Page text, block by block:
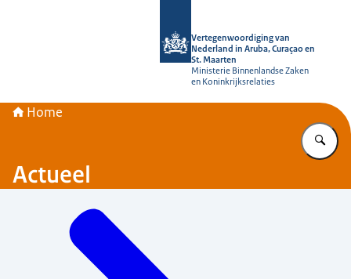
Vertegenwoordiging van
Nederland in Aruba, Curaçao en
St. Maarten
Ministerie Binnenlandse Zaken
en Koninkrijksrelaties
Home
Actueel